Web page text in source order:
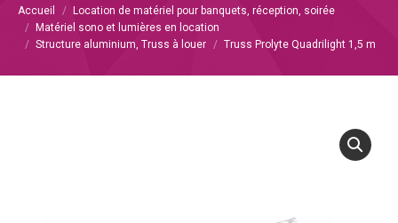
Vous êtes ici :
Accueil
Location de matériel pour banquets, réception, soirée
Matériel sono et lumières en location
Structure aluminium, Truss à louer
Truss Prolyte Quadrilight 1,5 m